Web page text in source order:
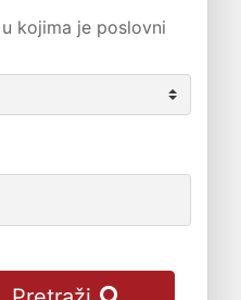
kojima je poslovni